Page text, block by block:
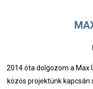
2014 óta dolgozom a Max
közös projektünk